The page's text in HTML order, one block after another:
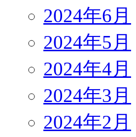
2024年6月
2024年5月
2024年4月
2024年3月
2024年2月